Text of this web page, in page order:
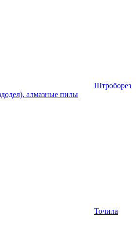
Штроборез
алмазные пилы
Точила